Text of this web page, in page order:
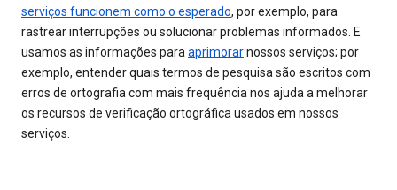
serviços funcionem como o esperado, por exemplo, para
rastrear interrupções ou solucionar problemas informados. E
usamos as informações paraaprimorarnossos serviços; por
exemplo, entender quais termos de pesquisa são escritos com
erros de ortografia com mais frequência nos ajuda a melhorar
os recursos de verificação ortográfica usados em nossos
serviços.